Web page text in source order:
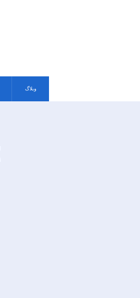
وبلاگ